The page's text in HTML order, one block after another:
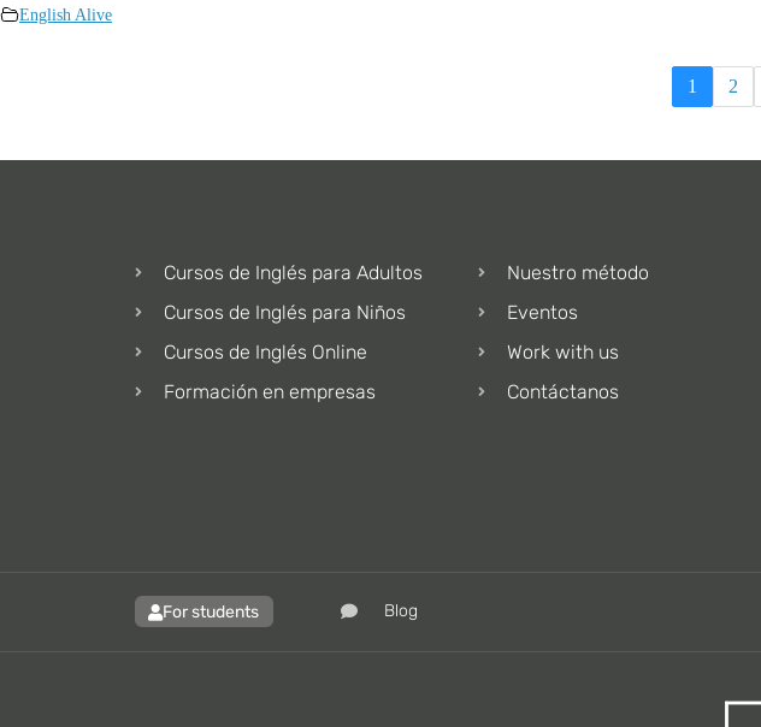
English Alive
1 2
Cursos de Inglés para Adultos
Cursos de Inglés para Niños
Cursos de Inglés Online
Formación en empresas
Nuestro método
Eventos
Work with us
Contáctanos
For students Blog